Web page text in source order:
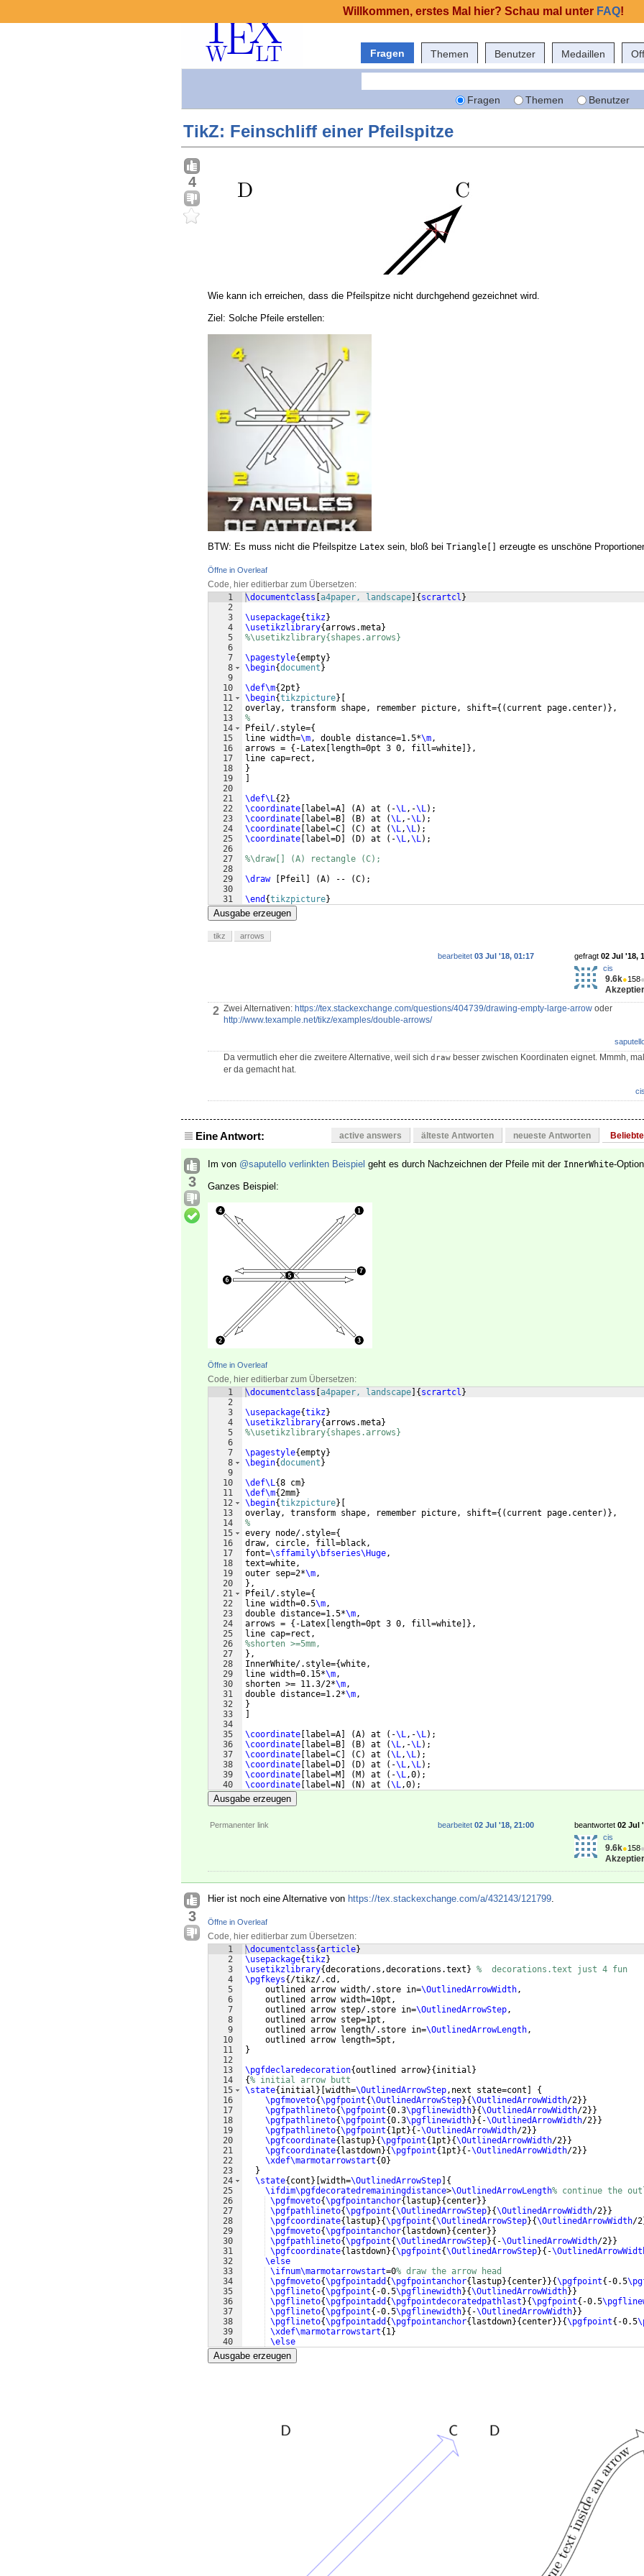
Fragen Themen Benutzer Medaillen
Fragen Themen Benutzer
TikZ: Feinschliff einer Pfeilspitze
4
Wie kann ich erreichen, dass die Pfeilspitze nicht durchgehend gezeichnet wird.
Ziel: Solche Pfeile erstellen:
BTW: Es muss nicht die Pfeilspitze Latex sein, bloß bei Triangle[] erzeugte es unschöne
Öffne in Overleaf
Code, hier editierbar zum Übersetzen:
1
2
3
4
5
6
7
8
9
10
11
12
13
14
15
16
17
18
19
20
21
22
23
24
25
26
27
28
29
30
31
\documentclass a4paper, landscape { scrartcl }
\usepackage{tikz}
\usetikzlibrary{arrows.meta}
%\usetikzlibrary{shapes.arrows}
\pagestyle{empty}
\begin{document }
\def\m{2pt }
\begin{tikzpicture}
overlay, transform shape, remember picture, shift={( current page.center)} ,
%
Pfeil/.style={
line width=\m, double distance=1.5*\m,
arrows = { -Latex length=0pt 3 0, fill=white ]} ,
line cap=rect,
}
\def\L{2}
\coordinate
label=A (A) at ( -\L,-\L) ;
\coordinate
label=B ( B) at (\L,-\L) ;
\coordinate
label=C (C) at (\L,\L) ;
\coordinate
label=D ( D) at ( -\L,\L) ;
%\draw[] (A) rectangle (C);
\draw
Pfeil (A) -- (C) ;
\end {tikzpicture}
Ausgabe erzeugen
tikz arrows
gefragt 02 Jul '18,
cis
9.6k●158●
bearbeitet 03 Jul '18, 01:17
2 Zwei Alternativen: https://tex.stackexchange.com/questions/404739/drawing-empty-large-arrow oder
http://www.texample.net/tikz/examples/double-arrows/
Da vermutlich eher die zweitere Alternative, weil sich draw besser zwischen Koordinaten eignet. Mmmh,
er da gemacht hat.
cis
Eine Antwort: active answers älteste Antworten neueste Antworten
3
Im von @saputello verlinkten Beispiel geht es durch Nachzeichnen der Pfeile mit der InnerWhite-
Ganzes Beispiel:
Öffne in Overleaf
Code, hier editierbar zum Übersetzen:
1
2
3
4
5
6
7
8
9
10
11
12
13
14
15
16
17
18
19
20
21
22
23
24
25
26
27
28
29
30
31
32
33
34
35
36
37
38
39
40
41
\documentclass a4paper, landscape { scrartcl }
\usepackage{tikz}
\usetikzlibrary{arrows.meta}
%\usetikzlibrary{shapes.arrows}
\pagestyle{empty}
\begin{document }
\def\L{8 cm}
\def\m{2mm}
\begin{tikzpicture}
overlay, transform shape, remember picture, shift={( current page.center)} ,
%
every node/.style={
draw, circle, fill=black,
font=\sffamily\bfseries\Huge,
text=white,
outer sep=2*\m,
} ,
Pfeil/.style={
line width=0.5\m,
double distance=1.5*\m,
arrows = { -Latex length=0pt 3 0, fill=white ]} ,
line cap=rect,
%shorten >=5mm,
} ,
InnerWhite/.style={white,
line width=0.15*\m,
shorten >= 11.3/2*\m,
double distance=1.2*\m,
}
\coordinate
label=A (A) at ( -\L,-\L) ;
\coordinate
label=B ( B) at (\L,-\L) ;
\coordinate
label=C (C) at (\L,\L) ;
\coordinate
label=D ( D) at ( -\L,\L) ;
\coordinate
label=M ( M ) at ( -\L,0) ;
\coordinate
label=N ( N ) at (\L,0) ;
% Rechteck
Ausgabe erzeugen
Permanenter link beantwortet 02 Jul
cis
9.6k●158●
bearbeitet 02 Jul '18, 21:00
3
Hier ist noch eine Alternative von https://tex.stackexchange.com/a/432143/121799.
Öffne in Overleaf
Code, hier editierbar zum Übersetzen:
1
2
3
4
5
6
7
8
9
10
11
12
13
14
15
16
17
18
19
20
21
22
23
24
25
26
27
28
29
30
31
32
33
34
35
36
37
38
39
40
41
\documentclass{article}
\usepackage{tikz}
\usetikzlibrary{decorations,decorations.text } %  decorations.text just 4 fun
\pgfkeys{ /tikz/.cd,
    outlined arrow width/.store in=
\OutlinedArrowWidth,
    outlined arrow width=10pt,
    outlined arrow step/.store in=
\OutlinedArrowStep,
    outlined arrow step=1pt,
    outlined arrow length/.store in=
\OutlinedArrowLength,
    outlined arrow length=5pt,
}
\pgfdeclaredecoration{outlined arrow}{ initial }
{% initial arrow butt
\state{ initial } width=\OutlinedArrowStep,next state=cont
{
\pgfmoveto{\pgfpoint{\OutlinedArrowStep}{\OutlinedArrowWidth/2}}
\pgfpathlineto{\pgfpoint{0.3\pgflinewidth}{\OutlinedArrowWidth/2}}
\pgfpathlineto{\pgfpoint{0.3\pgflinewidth}{ -\OutlinedArrowWidth/2}}
\pgfpathlineto{\pgfpoint{ 1pt }{ -\OutlinedArrowWidth/2}}
\pgfcoordinate{ lastup}{\pgfpoint{ 1pt }{\OutlinedArrowWidth/2}}
\pgfcoordinate{ lastdown}{\pgfpoint{ 1pt }{ -\OutlinedArrowWidth/2}}
\xdef\marmotarrowstart{0}
}
\state{ cont } width=\OutlinedArrowStep {
\ifdim\pgfdecoratedremainingdistance>\OutlinedArrowLength% continue the
\pgfmoveto{\pgfpointanchor{ lastup}{ center}}
\pgfpathlineto{\pgfpoint{\OutlinedArrowStep}{\OutlinedArrowWidth/2}}
\pgfcoordinate{ lastup}{\pgfpoint{\OutlinedArrowStep}{\OutlinedArrowWidth/2
\pgfmoveto{\pgfpointanchor{ lastdown}{ center}}
\pgfpathlineto{\pgfpoint{\OutlinedArrowStep}{ -\OutlinedArrowWidth/2}}
\pgfcoordinate{ lastdown}{\pgfpoint{\OutlinedArrowStep}{ -
\else
\ifnum\marmotarrowstart=0% draw the arrow head
\pgfmoveto{\pgfpointadd {\pgfpointanchor{ lastup}{ center}}{\pgfpoint{ -0.5
\pgflineto{\pgfpoint{ -0.5\pgflinewidth}{\OutlinedArrowWidth}}
\pgflineto{\pgfpointadd {\pgfpointdecoratedpathlast }{\pgfpoint{ -0.5
\pgflineto{\pgfpoint{ -0.5\pgflinewidth}{ -\OutlinedArrowWidth}}
\pgflineto{\pgfpointadd {\pgfpointanchor{ lastdown}{ center}}{\pgfpoint{ -0.5
\xdef\marmotarrowstart{ 1}
\else
\fi
Ausgabe erzeugen
Willkommen, erstes Mal hier? Schau mal unter FAQ!